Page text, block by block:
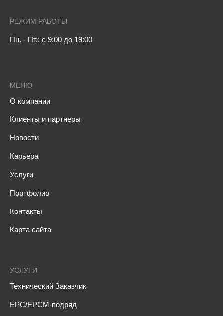
МЕНЮ
О компании
Клиенты и партнеры
Новости
Карьера
Услуги
Портфолио
Контакты
Карта сайта
УСЛУГИ
Технический Заказчик
EPC/EPCM-подряд
РЕЖИМ РАБОТЫ
Пн. - Пт.: с 9:00 до 19:00